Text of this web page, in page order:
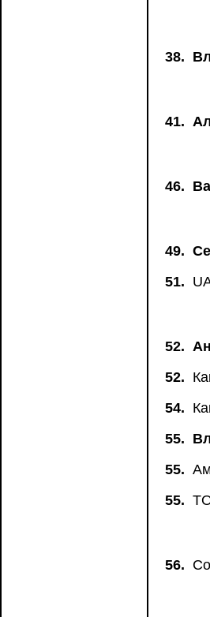
38.
41.
46.
49.
51.
52.
52.
54.
55.
55.
55.
56.